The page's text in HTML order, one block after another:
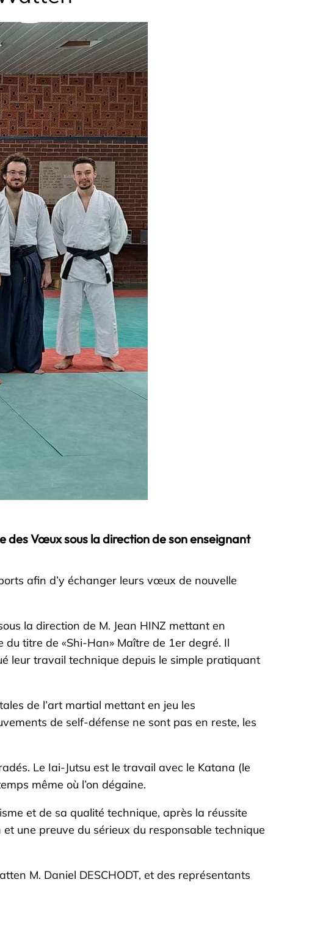
des Vœux sous la direction de son enseignant
afin d’y échanger leurs vœux de nouvelle
la direction de M. Jean HINZ mettant en
titre de «Shi-Han» Maître de 1er degré. Il
leur travail technique depuis le simple pratiquant
de l’art martial mettant en jeu les
de self-défense ne sont pas en reste, les
Le Iai-Jutsu est le travail avec le Katana (le
même où l’on dégaine.
et de sa qualité technique, après la réussite
une preuve du sérieux du responsable technique
M. Daniel DESCHODT, et des représentants